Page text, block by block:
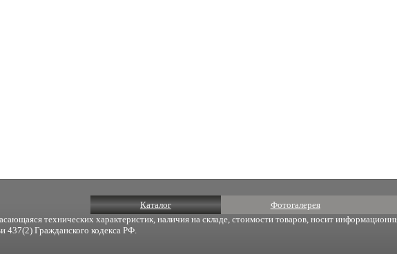
Каталог Фотогалерея
технических характеристик, наличия на складе, стоимости товаров, носит
437(2) Гражданского кодекса РФ.